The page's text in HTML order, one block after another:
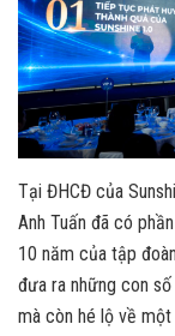
Tại ĐHCĐ của
Anh Tuấn đã có
10 năm của tập
đưa ra những con
mà còn hé lộ về một